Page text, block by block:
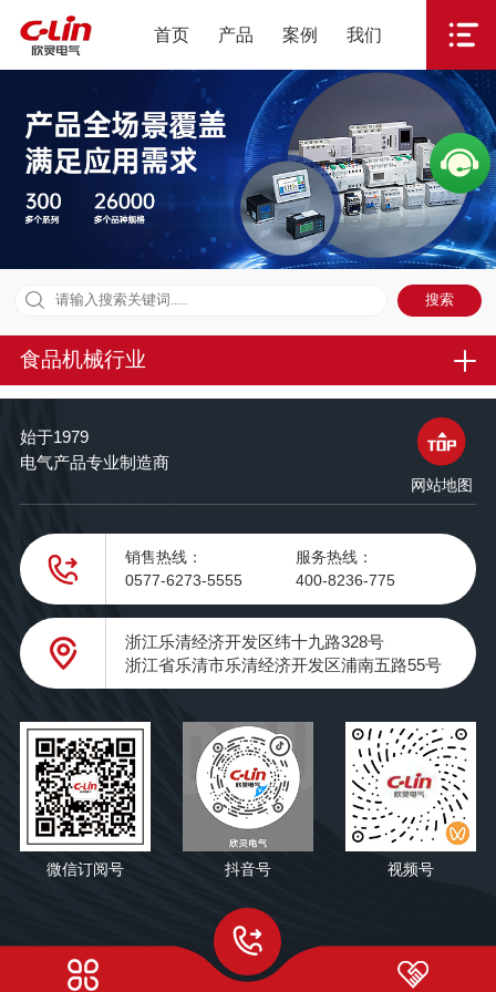
首页 产品 案例 我们
食品机械行业
始于1979
电气产品专业制造商
网站地图
销售热线：
0577-6273-5555
服务热线：
400-8236-775
浙江乐清经济开发区纬十九路328号
浙江省乐清市乐清经济开发区浦南五路55号
微信订阅号 抖音号 视频号